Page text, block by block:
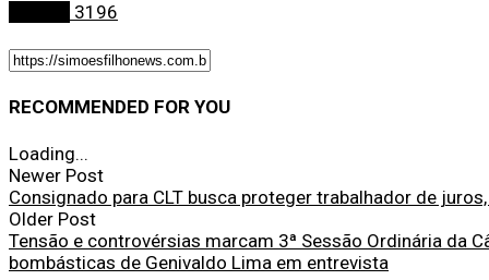
3196
RECOMMENDED FOR YOU
Loading...
Newer Post
Consignado para CLT busca proteger trabalhador de
Older Post
Tensão e controvérsias marcam 3ª Sessão Ordinária da
bombásticas de Genivaldo Lima em entrevista